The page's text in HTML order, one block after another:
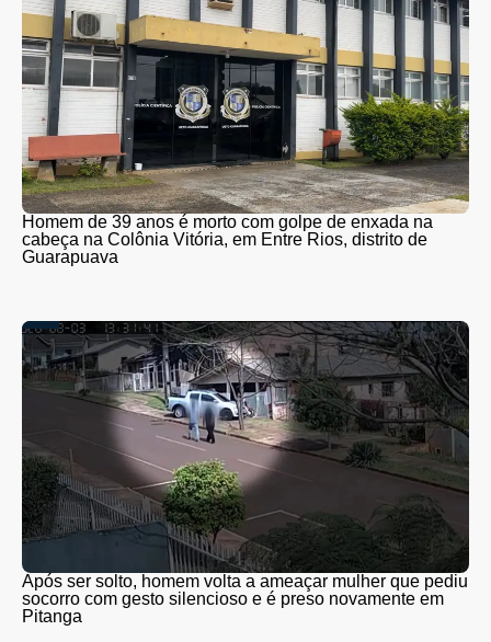
Homem de 39 anos é morto com golpe de enxada na
cabeça na Colônia Vitória, em Entre Rios, distrito de
Guarapuava
Após ser solto, homem volta a ameaçar mulher que pediu
socorro com gesto silencioso e é preso novamente em
Pitanga